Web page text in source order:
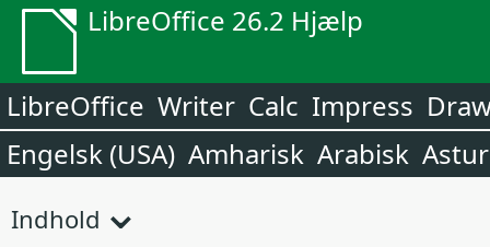
LibreOffice 26.2 Hjælp
LibreOffice Writer Calc Impress
Engelsk (USA) Amharisk Arabisk
Indhold